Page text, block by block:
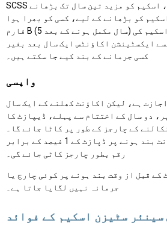
SCSS کی میعاد 5 سال ہے۔ تاہم، اسکیم کو مزید تین سال تک بڑھانے
کو بڑھانے کے لیے، کسی کو بھرا ہوا
فارم B (5 سال مکمل ہونے کے بعد) جمع کرانا ہوگا، جو اسکیم کی
ایکسٹینشن اکاؤنٹس ایک سال بعد بغیر
کسی جرمانے کے بند کیے جا سکتے ہیں۔
واپسی
ہے، لیکن اکاؤنٹ کھلنے کے ایک سال
دو سال کے اختتام سے پہلے، ڈیپازٹ کا
نکالنے کے چارجز کے طور پر کاٹا جائے گا۔
اور، 2 سال کے بعد اکاؤنٹ بند ہونے پر ڈپازٹ کے 1 فیصد کے برابر
رقم بطور چارجز کاٹی جائے گی۔
کے قبل از وقت بند ہونے پر کوئی چارج یا
جرمانہ نہیں لگایا جاتا ہے۔
سینئر سٹیزن اسکیم کے فوائد